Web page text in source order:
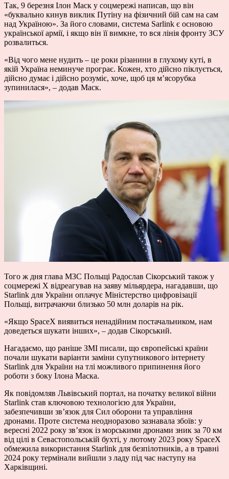
Так, 9 березня Ілон Маск у соцмережі написав, що він
«буквально кинув виклик Путіну на фізичний бій сам на сам
над Україною». За його словами, система Sarlink є основою
української армії, і якщо він її вимкне, то вся лінія фронту ЗСУ
розвалиться.
«Від чого мене нудить – це роки різанини в глухому куті, в
якій Україна неминуче програє. Кожен, хто дійсно піклується,
дійсно думає і дійсно розуміє, хоче, щоб ця м’ясорубка
зупинилася», – додав Маск.
Того ж дня глава МЗС Польщі Радослав Сікорський також у
соцмережі Х відреагував на заяву мільярдера, нагадавши, що
Starlink для України оплачує Міністерство цифровізації
Польщі, витрачаючи близько 50 млн доларів на рік.
«Якщо SpaceX виявиться ненадійним постачальником, нам
доведеться шукати інших», – додав Сікорський.
Нагадаємо, що раніше ЗМІ писали, що європейські країни
почали шукати варіанти заміни супутникового інтернету
Starlink для України на тлі можливого припинення його
роботи з боку Ілона Маска.
Як повідомляв Львівський портал, на початку великої війни
Starlink став ключовою технологією для України,
забезпечивши зв’язок для Сил оборони та управління
дронами. Проте система неодноразово зазнавала збоїв: у
вересні 2022 року зв’язок із морськими дронами зник за 70 км
від цілі в Севастопольській бухті, у лютому 2023 року SpaceX
обмежила використання Starlink для безпілотників, а в травні
2024 року термінали вийшли з ладу під час наступу на
Харківщині.